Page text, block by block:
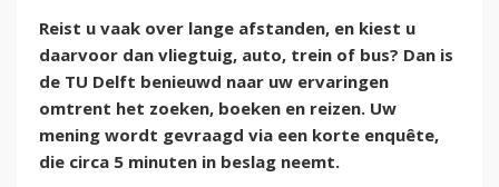
Reist u vaak over lange afstanden, en kiest u
daarvoor dan vliegtuig, auto, trein of bus? Dan is
de TU Delft benieuwd naar uw ervaringen
omtrent het zoeken, boeken en reizen. Uw
mening wordt gevraagd via een korte enquête,
die circa 5 minuten in beslag neemt.